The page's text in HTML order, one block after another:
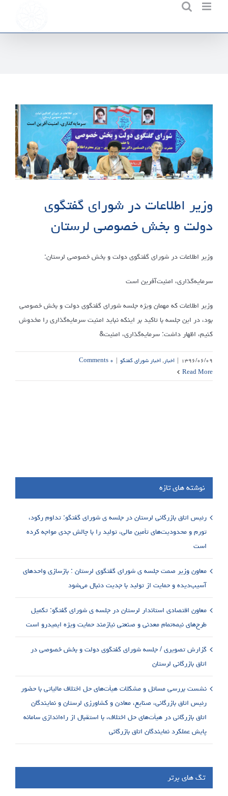
content
وزیر اطلاعات در شورای گفتگوی
دولت و بخش خصوصی لرستان
وزیر اطلاعات در شورای گفتگوی دولت و بخش خصوصی لرستان:
سرمایه‌گذاری، امنیت‌آفرین است
وزیر اطلاعات که مهمان ویژه جلسه شورای گفتگوی دولت و بخش خصوصی
بود، در این جلسه با تاکید بر اینکه نباید امنیت سرمایه‌گذاری را مخدوش
کنیم، اظهار داشت: سرمایه‌گذاری، امنیت&
۱۳۹۶/۰۶/۰۹ | اخبار,اخبار شورای گفتگو | ۰ Comments
Read More
نوشته های تازه
رئیس اتاق بازرگانی لرستان در جلسه ی شورای گفتگو: تداوم رکود،
تورم و محدودیت‌های تأمین مالی، تولید را با چالش جدی مواجه کرده
است
معاون وزیر صمت جلسه ی شورای گفتگوی لرستان : بازسازی واحدهای
آسیب‌دیده و حمایت از تولید با جدیت دنبال می‌شود
معاون اقتصادی استاندار لرستان در جلسه ی شورای گفتگو: تکمیل
طرح‌های نیمه‌تمام معدنی و صنعتی نیازمند حمایت ویژه ایمیدرو است
گزارش تصویری / جلسه شورای گفتگوی دولت و بخش خصوصی در
اتاق بازرگانی لرستان
نشست بررسی مسائل و مشکلات هیأت‌های حل اختلاف مالیاتی با حضور
رئیس اتاق بازرگانی، صنایع، معادن و کشاورزی لرستان و نمایندگان
اتاق بازرگانی در هیأت‌های حل اختلاف، با استقبال از راه‌اندازی سامانه
پایش عملکرد نمایندگان اتاق بازرگانی
تگ های برتر